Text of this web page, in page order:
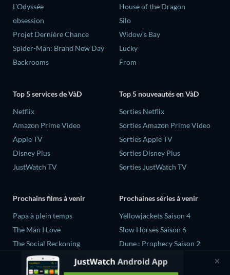
L'Odyssée
obsession
Projet Dernière Chance
Spider-Man: Brand New Day
Backrooms
House of the Dragon
Silo
Widow’s Bay
Lucky
From
Top 5 services de VàD
Netflix
Amazon Prime Video
Apple TV
Disney Plus
JustWatch TV
Top 5 nouveautés en VàD
Sorties Netflix
Sorties Amazon Prime Video
Sorties Apple TV
Sorties Disney Plus
Sorties JustWatch TV
Prochains films à venir
‎Papa à plein temps
The Man I Love
The Social Reckoning
La Conscience politique
Quand la vie recommence...
Prochaines séries à venir
Yellowjackets Saison 4
Slow Horses Saison 6
Dune : Prophecy Saison 2
The Gentlemen Saison 2
Love Is Blind: UK Saison 3